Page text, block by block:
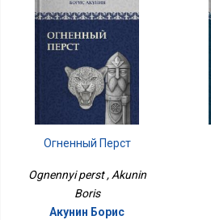
Огненный Перст
Ognennyi perst , Akunin
Boris
Акунин Борис